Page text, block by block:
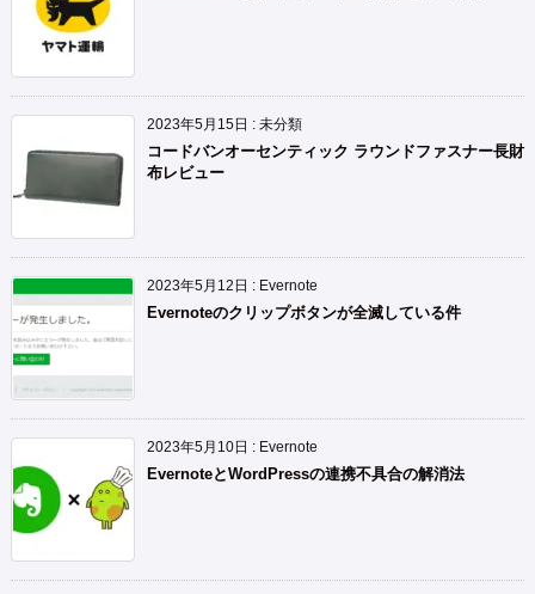
2023年5月15日 : 未分類
コードバンオーセンティック ラウンドファスナー長財
布レビュー
2023年5月12日 : Evernote
Evernoteのクリップボタンが全滅している件
2023年5月10日 : Evernote
EvernoteとWordPressの連携不具合の解消法